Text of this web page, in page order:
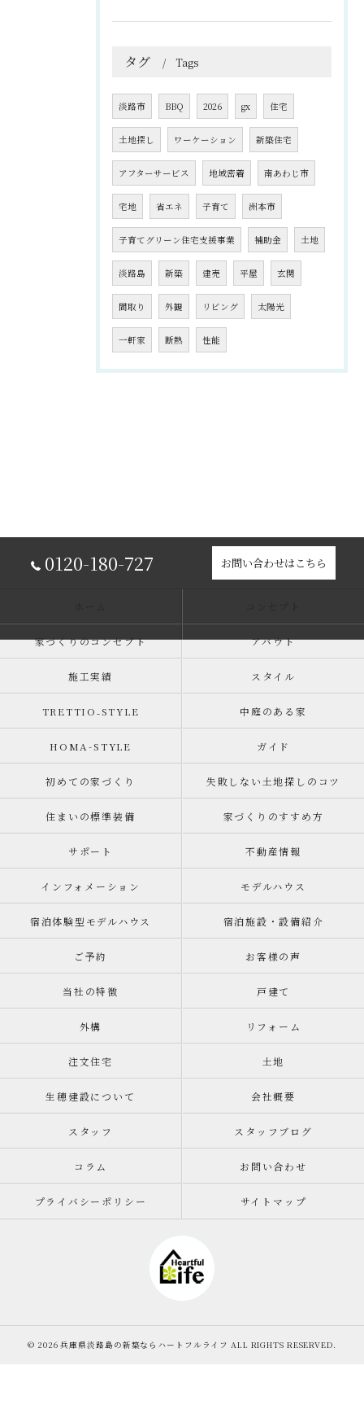
タグ Tags
淡路市 BBQ 2026 gx 住宅
土地探し ワーケーション 新築住宅
アフターサービス 地域密着 南あわじ市
宅地 省エネ 子育て 洲本市
子育てグリーン住宅支援事業 補助金 土地
淡路島 新築 建売 平屋 玄関
間取り 外観 リビング 太陽光
一軒家 断熱 性能
0120-180-727 お問い合わせはこちら
家づくりのコンセプト アバウト
施工実績 スタイル
TRETTIO₋STYLE 中庭のある家
HOMA-STYLE ガイド
初めての家づくり 失敗しない土地探しのコツ
住まいの標準装備 家づくりのすすめ方
サポート 不動産情報
インフォメーション モデルハウス
宿泊体験型モデルハウス 宿泊施設・設備紹介
ご予約 お客様の声
当社の特徴 戸建て
外構 リフォーム
注文住宅 土地
生穂建設について 会社概要
スタッフ スタッフブログ
コラム お問い合わせ
プライバシーポリシー サイトマップ
© 2026 兵庫県淡路島の新築ならハートフルライフ ALL RIGHTS RESERVED.